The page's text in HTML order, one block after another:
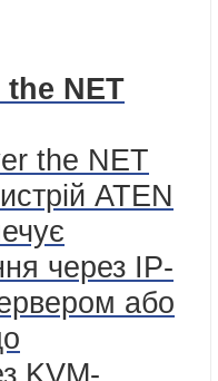
the NET
the NET
ATEN
через ІР-
або
KVM-